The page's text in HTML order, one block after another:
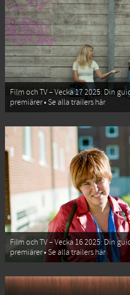
Film och TV – Vecka 17 2025: Din
premiärer • Se alla trailers här
Film och TV – Vecka 16 2025: Din
premiärer • Se alla trailers här